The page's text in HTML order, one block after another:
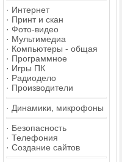
· Интернет
· Принт и скан
· Фото-видео
· Мультимедиа
· Компьютеры - общая
· Программное
· Игры ПК
· Радиодело
· Производители
· Динамики, микрофоны
· Безопасность
· Телефония
· Создание сайтов